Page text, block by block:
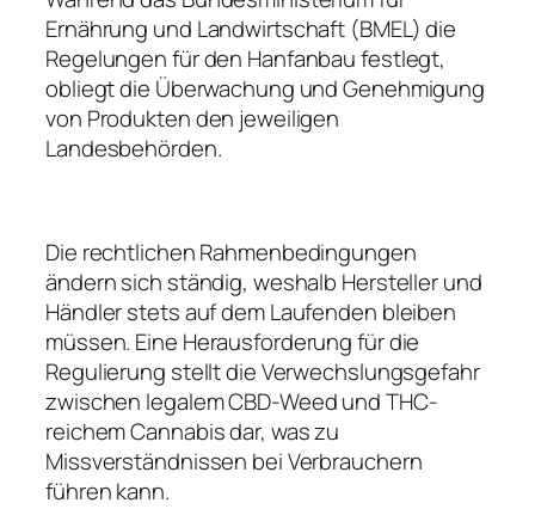
Ernährung und Landwirtschaft (BMEL) die
Regelungen für den Hanfanbau festlegt,
obliegt die Überwachung und Genehmigung
von Produkten den jeweiligen
Landesbehörden.
Die rechtlichen Rahmenbedingungen
ändern sich ständig, weshalb Hersteller und
Händler stets auf dem Laufenden bleiben
müssen. Eine Herausforderung für die
Regulierung stellt die Verwechslungsgefahr
zwischen legalem CBD-Weed und THC-
reichem Cannabis dar, was zu
Missverständnissen bei Verbrauchern
führen kann.